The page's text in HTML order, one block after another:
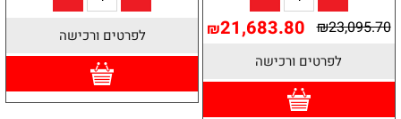
₪23,095.70
₪21,683.80
לפרטים ורכישה
לפרטים ורכישה